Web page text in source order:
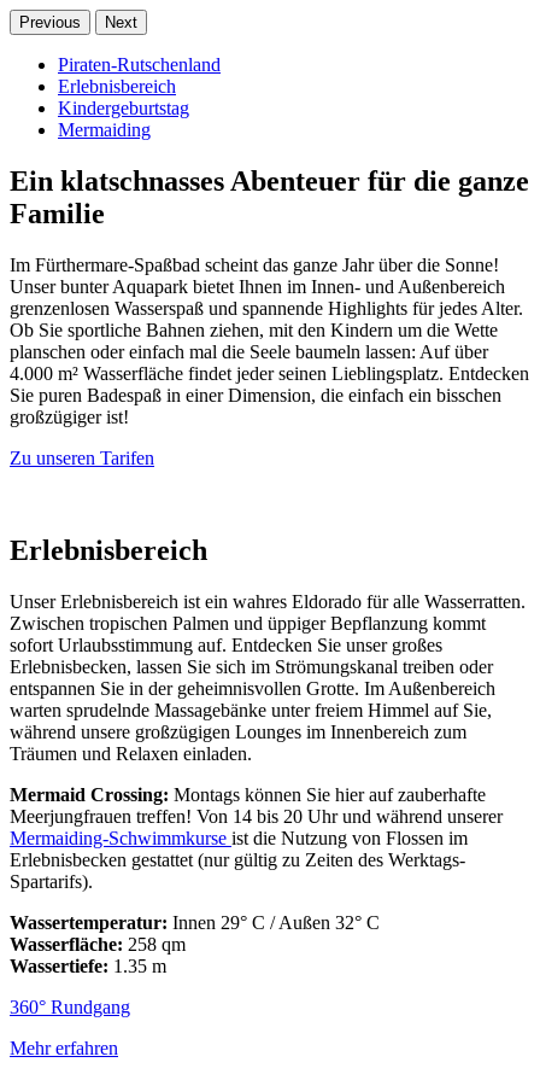
Previous Next
Piraten-Rutschenland
Erlebnisbereich
Kindergeburtstag
Mermaiding
Ein klatschnasses Abenteuer für die ganze
Familie
Im Fürthermare-Spaßbad scheint das ganze Jahr über die Sonne!
Unser bunter Aquapark bietet Ihnen im Innen- und Außenbereich
grenzenlosen Wasserspaß und spannende Highlights für jedes Alter.
Ob Sie sportliche Bahnen ziehen, mit den Kindern um die Wette
planschen oder einfach mal die Seele baumeln lassen: Auf über
4.000 m² Wasserfläche findet jeder seinen Lieblingsplatz. Entdecken
Sie puren Badespaß in einer Dimension, die einfach ein bisschen
großzügiger ist!
Zu unseren Tarifen
Erlebnisbereich
Unser Erlebnisbereich ist ein wahres Eldorado für alle Wasserratten.
Zwischen tropischen Palmen und üppiger Bepflanzung kommt
sofort Urlaubsstimmung auf. Entdecken Sie unser großes
Erlebnisbecken, lassen Sie sich im Strömungskanal treiben oder
entspannen Sie in der geheimnisvollen Grotte. Im Außenbereich
warten sprudelnde Massagebänke unter freiem Himmel auf Sie,
während unsere großzügigen Lounges im Innenbereich zum
Träumen und Relaxen einladen.
Mermaid Crossing: Montags können Sie hier auf zauberhafte
Meerjungfrauen treffen! Von 14 bis 20 Uhr und während unserer
Mermaiding-Schwimmkurse ist die Nutzung von Flossen im
Erlebnisbecken gestattet (nur gültig zu Zeiten des Werktags-
Spartarifs).
Wassertemperatur: Innen 29° C / Außen 32° C
Wasserfläche: 258 qm
Wassertiefe: 1.35 m
360° Rundgang
Mehr erfahren